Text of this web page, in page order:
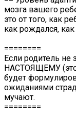
мозга вашего
это от того, как
как рождался,
========
Если родитель не
НАСТОЯЩЕМУ (это
будет
ожиданиями
мучают.
========